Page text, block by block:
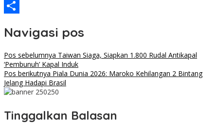
Threads
Navigasi pos
Pos sebelumnya Taiwan Siaga, Siapkan 1.800 Rudal Antikapal
‘Pembunuh’ Kapal Induk
Pos berikutnya Piala Dunia 2026: Maroko Kehilangan 2 Bintang
Jelang Hadapi Brasil
Tinggalkan Balasan